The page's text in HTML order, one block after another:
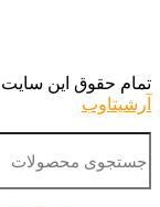
تمام حقوق این
آرشیتاوب